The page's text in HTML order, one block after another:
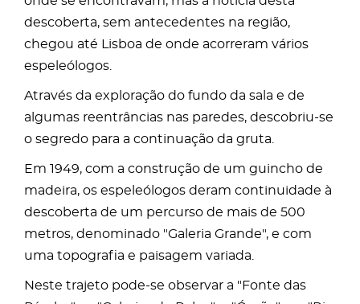
descoberta, sem antecedentes na região,
chegou até Lisboa de onde acorreram vários
espeleólogos.
Através da exploração do fundo da sala e de
algumas reentrâncias nas paredes, descobriu-se
o segredo para a continuação da gruta.
Em 1949, com a construção de um guincho de
madeira, os espeleólogos deram continuidade à
descoberta de um percurso de mais de 500
metros, denominado "Galeria Grande", e com
uma topografia e paisagem variada.
Neste trajeto pode-se observar a "Fonte das